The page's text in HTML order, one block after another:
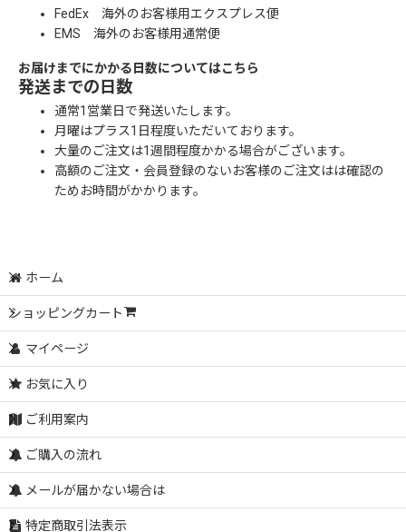
FedEx 海外のお客様用エクスプレス便
EMS 海外のお客様用通常便
お届けまでにかかる日数についてはこちら
発送までの日数
通常1営業日で発送いたします。
月曜はプラス1日程度いただいております。
大量のご注文は1週間程度かかる場合がございます。
高額のご注文・会員登録のないお客様のご注文はは確認の
ためお時間がかかります。
ホーム
ショッピングカート
マイページ
お気に入り
ご利用案内
ご購入の流れ
メールが届かない場合は
特定商取引法表示